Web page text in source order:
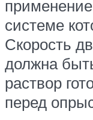
системе
Скорость
должна
раствор
перед